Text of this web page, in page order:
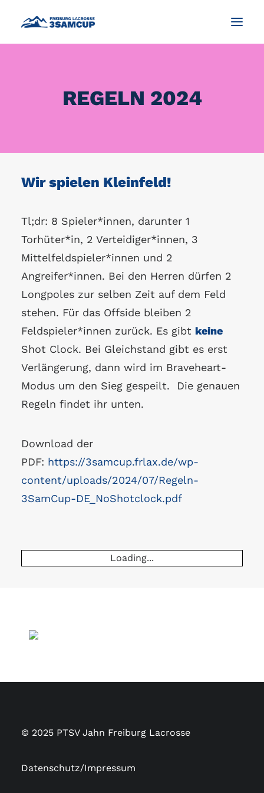
WAS IST LACROSSE?
DEUTSCH
SEARCH
REGELN 2024
Wir spielen Kleinfeld!
Tl;dr: 8 Spieler*innen, darunter 1
Torhüter*in, 2 Verteidiger*innen, 3
Mittelfeldspieler*innen und 2
Angreifer*innen. Bei den Herren dürfen 2
Longpoles zur selben Zeit auf dem Feld
stehen. Für das Offside bleiben 2
Feldspieler*innen zurück. Es gibt keine
Shot Clock. Bei Gleichstand gibt es erst
Verlängerung, dann wird im Braveheart-
Modus um den Sieg gespeilt. Die genauen
Regeln findet ihr unten.
Download der
PDF: https://3samcup.frlax.de/wp-
content/uploads/2024/07/Regeln-
3SamCup-DE_NoShotclock.pdf
Loading...
© 2025 PTSV Jahn Freiburg Lacrosse
Datenschutz/Impressum